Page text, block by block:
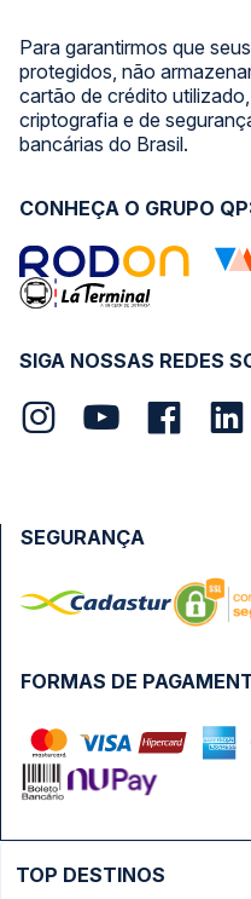
Para garantirmos que
protegidos, não
cartão de crédito
criptografia e de
bancárias do Brasil.
SIGA NOSSAS REDES
CONHEÇA O GRUPO
FORMAS DE
SEGURANÇA
TOP DESTINOS